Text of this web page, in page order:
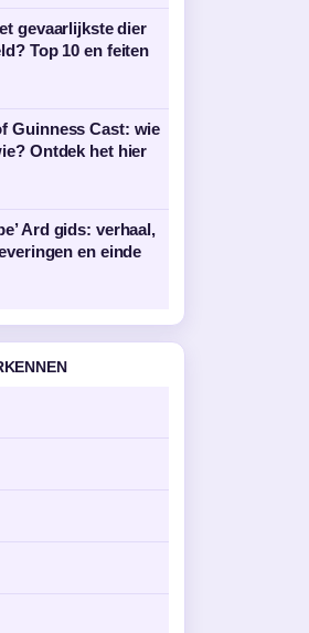
gevaarlijkste dier
Top 10 en feiten
Guinness Cast: wie
Ontdek het hier
Ard gids: verhaal,
en einde